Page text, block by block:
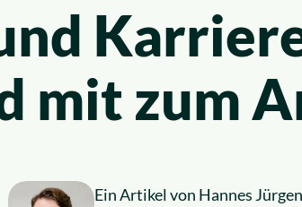
mit zum
Ein Artikel von Hannes